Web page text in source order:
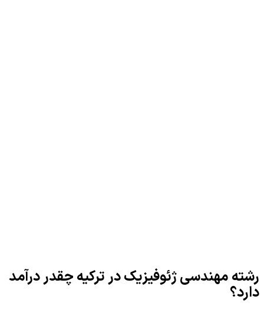
رشته مهندسی ژئوفیزیک در ترکیه چقدر درآمد
دارد؟